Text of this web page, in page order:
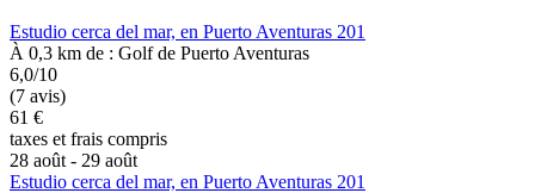
Estudio cerca del mar, en Puerto Aventuras 201
À 0,3 km de : Golf de Puerto Aventuras
6,0/10
(7 avis)
61 €
taxes et frais compris
28 août - 29 août
Estudio cerca del mar, en Puerto Aventuras 201